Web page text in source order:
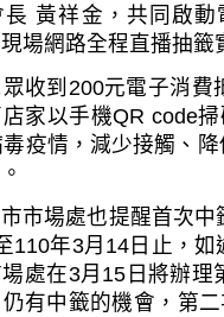
長 黃祥金，共同啟
場網路全程直播抽籤
收到 200元電子消費
家以手機QR code掃
疫情，減少接觸、
市場處也提醒首次
110年3月 14 日止，
處在3月 15 日將辦理
有中籤的機會，第